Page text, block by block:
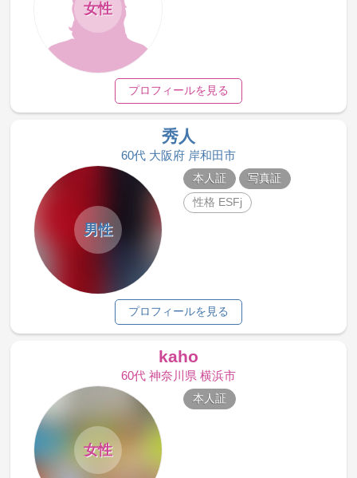
女性
プロフィールを見る
秀人
60代 大阪府 岸和田市
男性
本人証
写真証
性格 ESFj
プロフィールを見る
kaho
60代 神奈川県 横浜市
女性
本人証